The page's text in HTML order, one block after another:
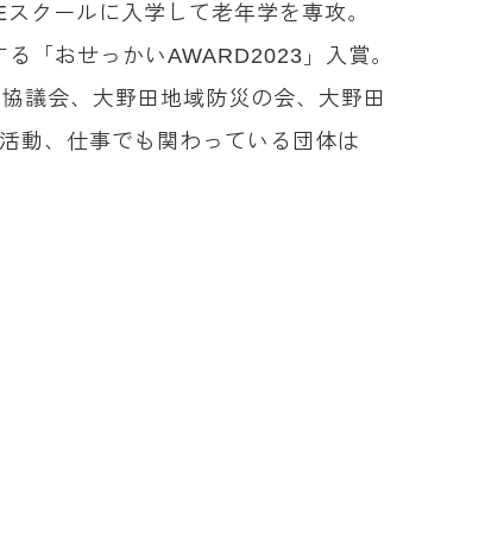
クールに入学して老年学を専攻。
「おせっかいAWARD2023」入賞。
議会、大野田地域防災の会、大野田
動、仕事でも関わっている団体は